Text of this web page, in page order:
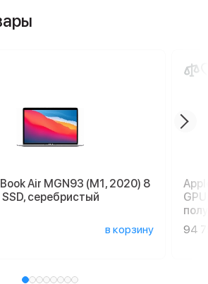
Air MGN93 (M1, 2020) 8
серебристый
в корзину
94